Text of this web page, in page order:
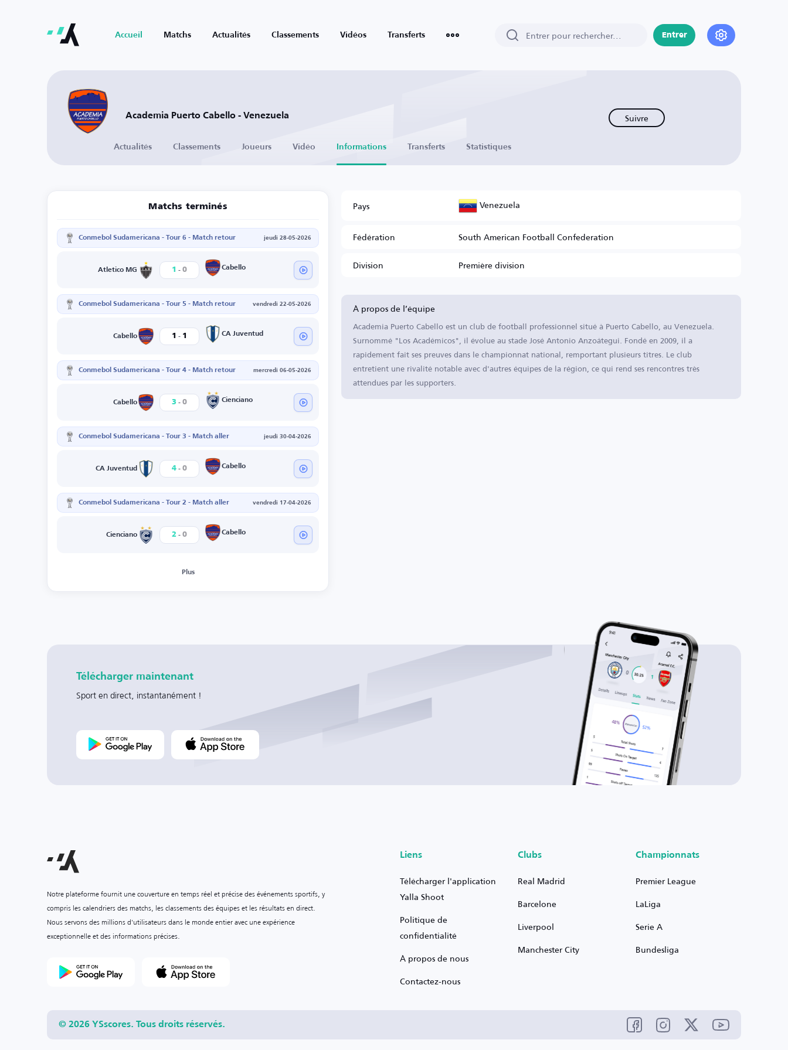
Accueil Matchs Actualités Classements Vidéos Transferts Entrer
Academia Puerto Cabello - Venezuela Suivre
Actualités Classements Joueurs Vidéo Informations Transferts Statistiques
Matchs terminés
Conmebol Sudamericana - Tour 6 - Match retour jeudi 28-05-2026
Atletico MG 1 - 0 Cabello
Conmebol Sudamericana - Tour 5 - Match retour vendredi 22-05-2026
Cabello 1 - 1 CA Juventud
Conmebol Sudamericana - Tour 4 - Match retour mercredi 06-05-2026
Cabello 3 - 0 Cienciano
Conmebol Sudamericana - Tour 3 - Match aller jeudi 30-04-2026
CA Juventud 4 - 0 Cabello
Conmebol Sudamericana - Tour 2 - Match aller vendredi 17-04-2026
Cienciano 2 - 0 Cabello
Plus
Pays Venezuela
Fédération
South American Football Confederation
Division
Première division
À propos de l’équipe
Academia Puerto Cabello est un club de football professionnel situé à Puerto Cabello, au Venezuela.
Surnommé "Los Académicos", il évolue au stade José Antonio Anzoátegui. Fondé en 2009, il a
rapidement fait ses preuves dans le championnat national, remportant plusieurs titres. Le club
entretient une rivalité notable avec d'autres équipes de la région, ce qui rend ses rencontres très
attendues par les supporters.
Télécharger maintenant
Sport en direct, instantanément !
Notre plateforme fournit une couverture en temps réel et précise des événements sportifs, y
compris les calendriers des matchs, les classements des équipes et les résultats en direct.
Nous servons des millions d'utilisateurs dans le monde entier avec une expérience
exceptionnelle et des informations précises.
Liens
Télécharger l'application
Yalla Shoot
Politique de
confidentialité
À propos de nous
Contactez-nous
Clubs
Real Madrid
Barcelone
Liverpool
Manchester City
Championnats
Premier League
LaLiga
Serie A
Bundesliga
© 2026 YSscores. Tous droits réservés.